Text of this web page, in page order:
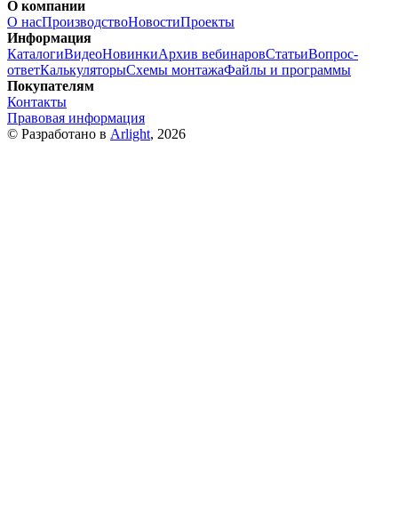
О компании
О насПроизводствоНовостиПроекты
Информация
КаталогиВидеоНовинкиАрхив вебинаровСтатьиВопрос-
ответКалькуляторыСхемы монтажаФайлы и программы
Покупателям
Контакты
Правовая информация
© Разработано в Arlight, 2026